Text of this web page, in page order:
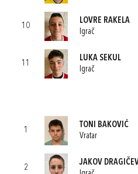
10
LOVRE RAKELA
Igrač
11
LUKA SEKUL
Igrač
1
TONI BAKOVIĆ
Vratar
2
JAKOV